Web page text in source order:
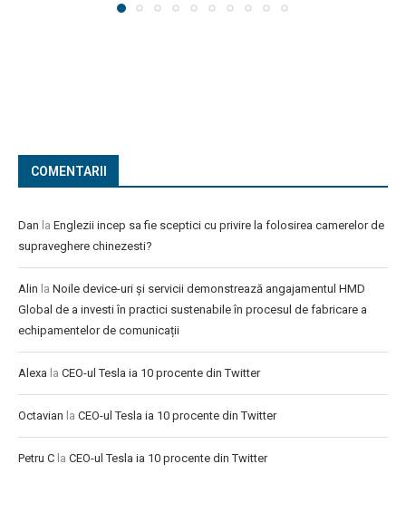
COMENTARII
Dan la Englezii incep sa fie sceptici cu privire la folosirea camerelor de
supraveghere chinezesti?
Alin la Noile device-uri și servicii demonstrează angajamentul HMD
Global de a investi în practici sustenabile în procesul de fabricare a
echipamentelor de comunicații
Alexa la CEO-ul Tesla ia 10 procente din Twitter
Octavian la CEO-ul Tesla ia 10 procente din Twitter
Petru C la CEO-ul Tesla ia 10 procente din Twitter